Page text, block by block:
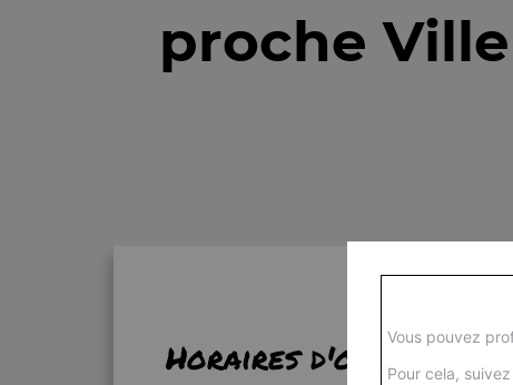
proche
Horaires d'ouverture
Vous pouvez
Pour cela,